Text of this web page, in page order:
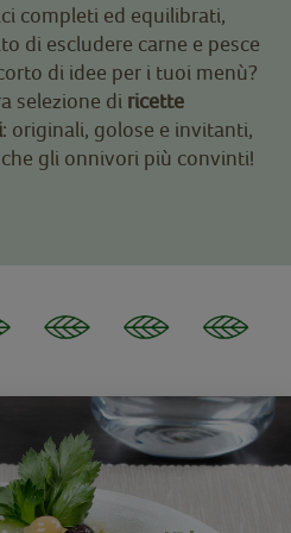
completi ed equilibrati,
di escludere carne e pesce
di idee per i tuoi menù?
selezione di ricette
: originali, golose e invitanti,
gli onnivori più convinti!